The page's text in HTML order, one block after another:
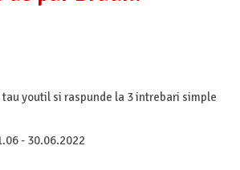
youtil si raspunde la 3 intrebari simple
- 30.06.2022